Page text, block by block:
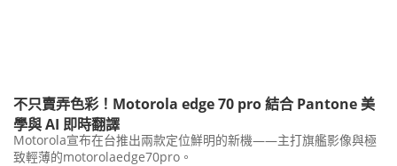
不只賣弄色彩！Motorola edge 70 pro 結合 Pantone 美
學與 AI 即時翻譯
Motorola宣布在台推出兩款定位鮮明的新機——主打旗艦影像與極
致輕薄的motorolaedge70pro。